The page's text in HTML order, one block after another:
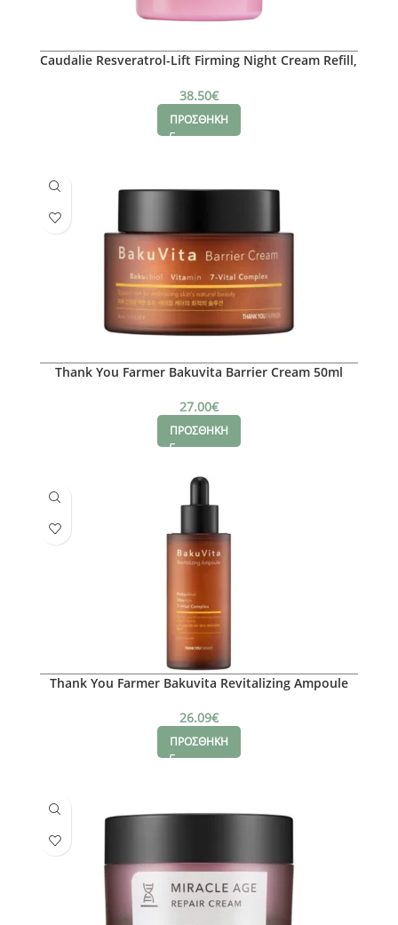
Caudalie Resveratrol-Lift Firming Night Cream Refill,
38.50€
ΠΡΟΣΘΗΚΗ
Thank You Farmer Bakuvita Barrier Cream 50ml
27.00€
ΠΡΟΣΘΗΚΗ
Thank You Farmer Bakuvita Revitalizing Ampoule
26.09€
ΠΡΟΣΘΗΚΗ